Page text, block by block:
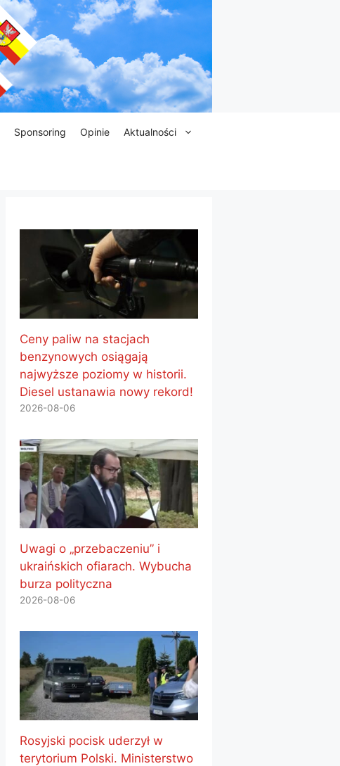
Sponsoring Opinie Aktualności
Ceny paliw na stacjach
benzynowych osiągają
najwyższe poziomy w historii.
Diesel ustanawia nowy rekord!
2026-08-06
Uwagi o „przebaczeniu” i
ukraińskich ofiarach. Wybucha
burza polityczna
2026-08-06
Rosyjski pocisk uderzył w
terytorium Polski. Ministerstwo